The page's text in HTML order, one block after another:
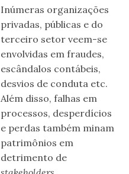
Inúmeras organizações
privadas, públicas e do
terceiro setor veem-se
envolvidas em fraudes,
escândalos contábeis,
desvios de conduta etc.
Além disso, falhas em
processos, desperdícios
e perdas também minam
patrimônios em
detrimento de